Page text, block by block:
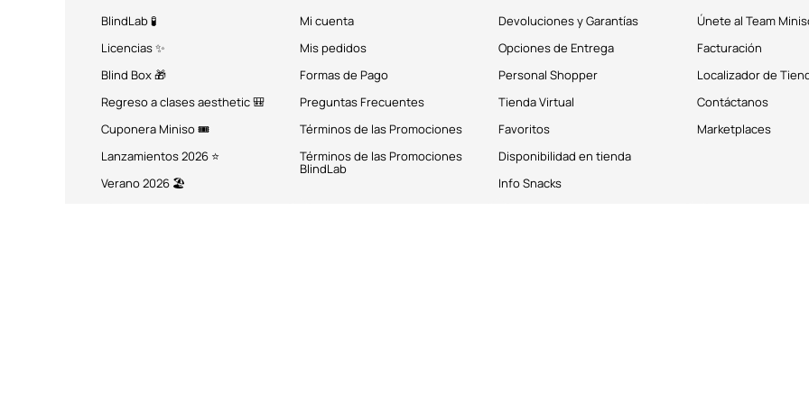
BlindLab 🧪
Licencias ✨
Blind Box 🎁
Regreso a clases aesthetic 🎒
Cuponera Miniso 🎟️
Lanzamientos 2026 ⭐
Verano 2026 🏖️
Mi cuenta
Mis pedidos
Formas de Pago
Preguntas Frecuentes
Términos de las Promociones
Términos de las Promociones
BlindLab
Devoluciones y Garantías
Opciones de Entrega
Personal Shopper
Tienda Virtual
Favoritos
Disponibilidad en tienda
Info Snacks
Únete al Team
Facturación
Localizador de
Contáctanos
Marketplaces